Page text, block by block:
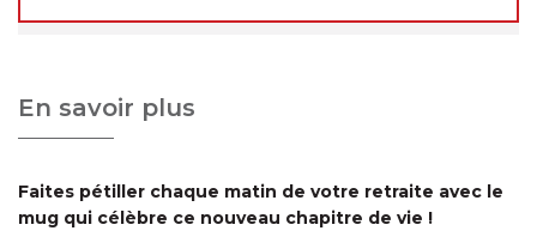
En savoir plus
Faites pétiller chaque matin de votre retraite avec le
mug qui célèbre ce nouveau chapitre de vie !